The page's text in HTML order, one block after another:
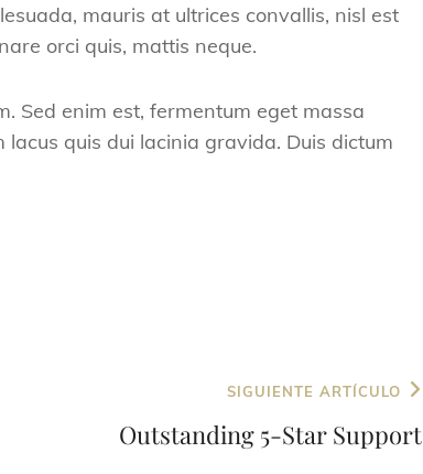
mauris at ultrices convallis, nisl est
orci quis, mattis neque.
Sed enim est, fermentum eget massa
quis dui lacinia gravida. Duis dictum
SIGUIENTE ARTÍCULO
Outstanding 5-Star Support